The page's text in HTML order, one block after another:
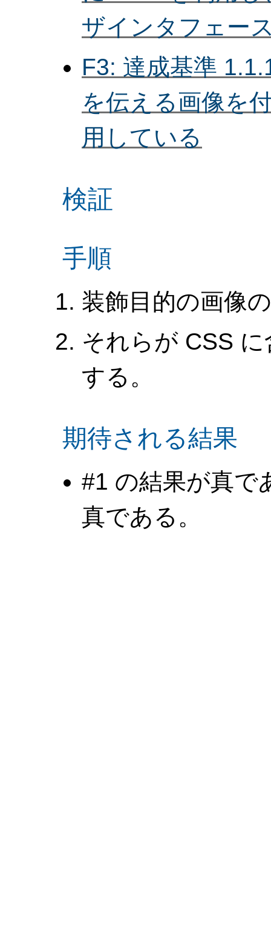
ザインタフェー
F3: 達成基準
を伝える画像を
用している
検証
手順
装飾目的の画像
それらが CSS
する。
期待される結果
#1 の結果が真で
真である。